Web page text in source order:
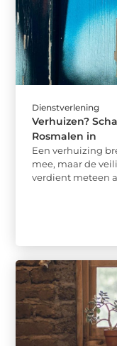
Dienstverlening
Verhuizen?
Rosmalen in
Een verhuizing
mee, maar de
verdient meteen